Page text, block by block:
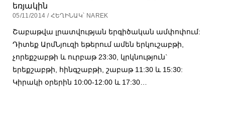
եռյակին
05/11/2014 / ՀԵՂԻՆԱԿ՝ NAREK
Շաբաթվա լրատվության երգիծական ամփոփում:
Դիտեք ԱրմՆյուզի եթերում ամեն երկուշաբթի,
չորեքշաբթի և ուրբաթ 23:30, կրկնություն`
երեքշաբթի, հինգշաբթի, շաբաթ 11:30 և 15:30:
Կիրակի օրերին 10:00-12:00 և 17:30…